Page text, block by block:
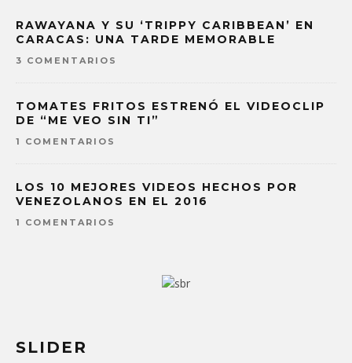
RAWAYANA Y SU ‘TRIPPY CARIBBEAN’ EN
CARACAS: UNA TARDE MEMORABLE
3 COMENTARIOS
TOMATES FRITOS ESTRENÓ EL VIDEOCLIP
DE “ME VEO SIN TI”
1 COMENTARIOS
LOS 10 MEJORES VIDEOS HECHOS POR
VENEZOLANOS EN EL 2016
1 COMENTARIOS
SLIDER